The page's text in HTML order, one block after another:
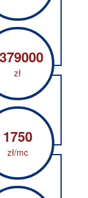
zł
1750
zł/mc